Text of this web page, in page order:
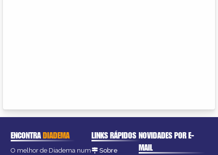
ENCONTRADIADEMA
O melhor de Diadema num
LINKS RÁPIDOS
Sobre
NOVIDADES POR E-
MAIL